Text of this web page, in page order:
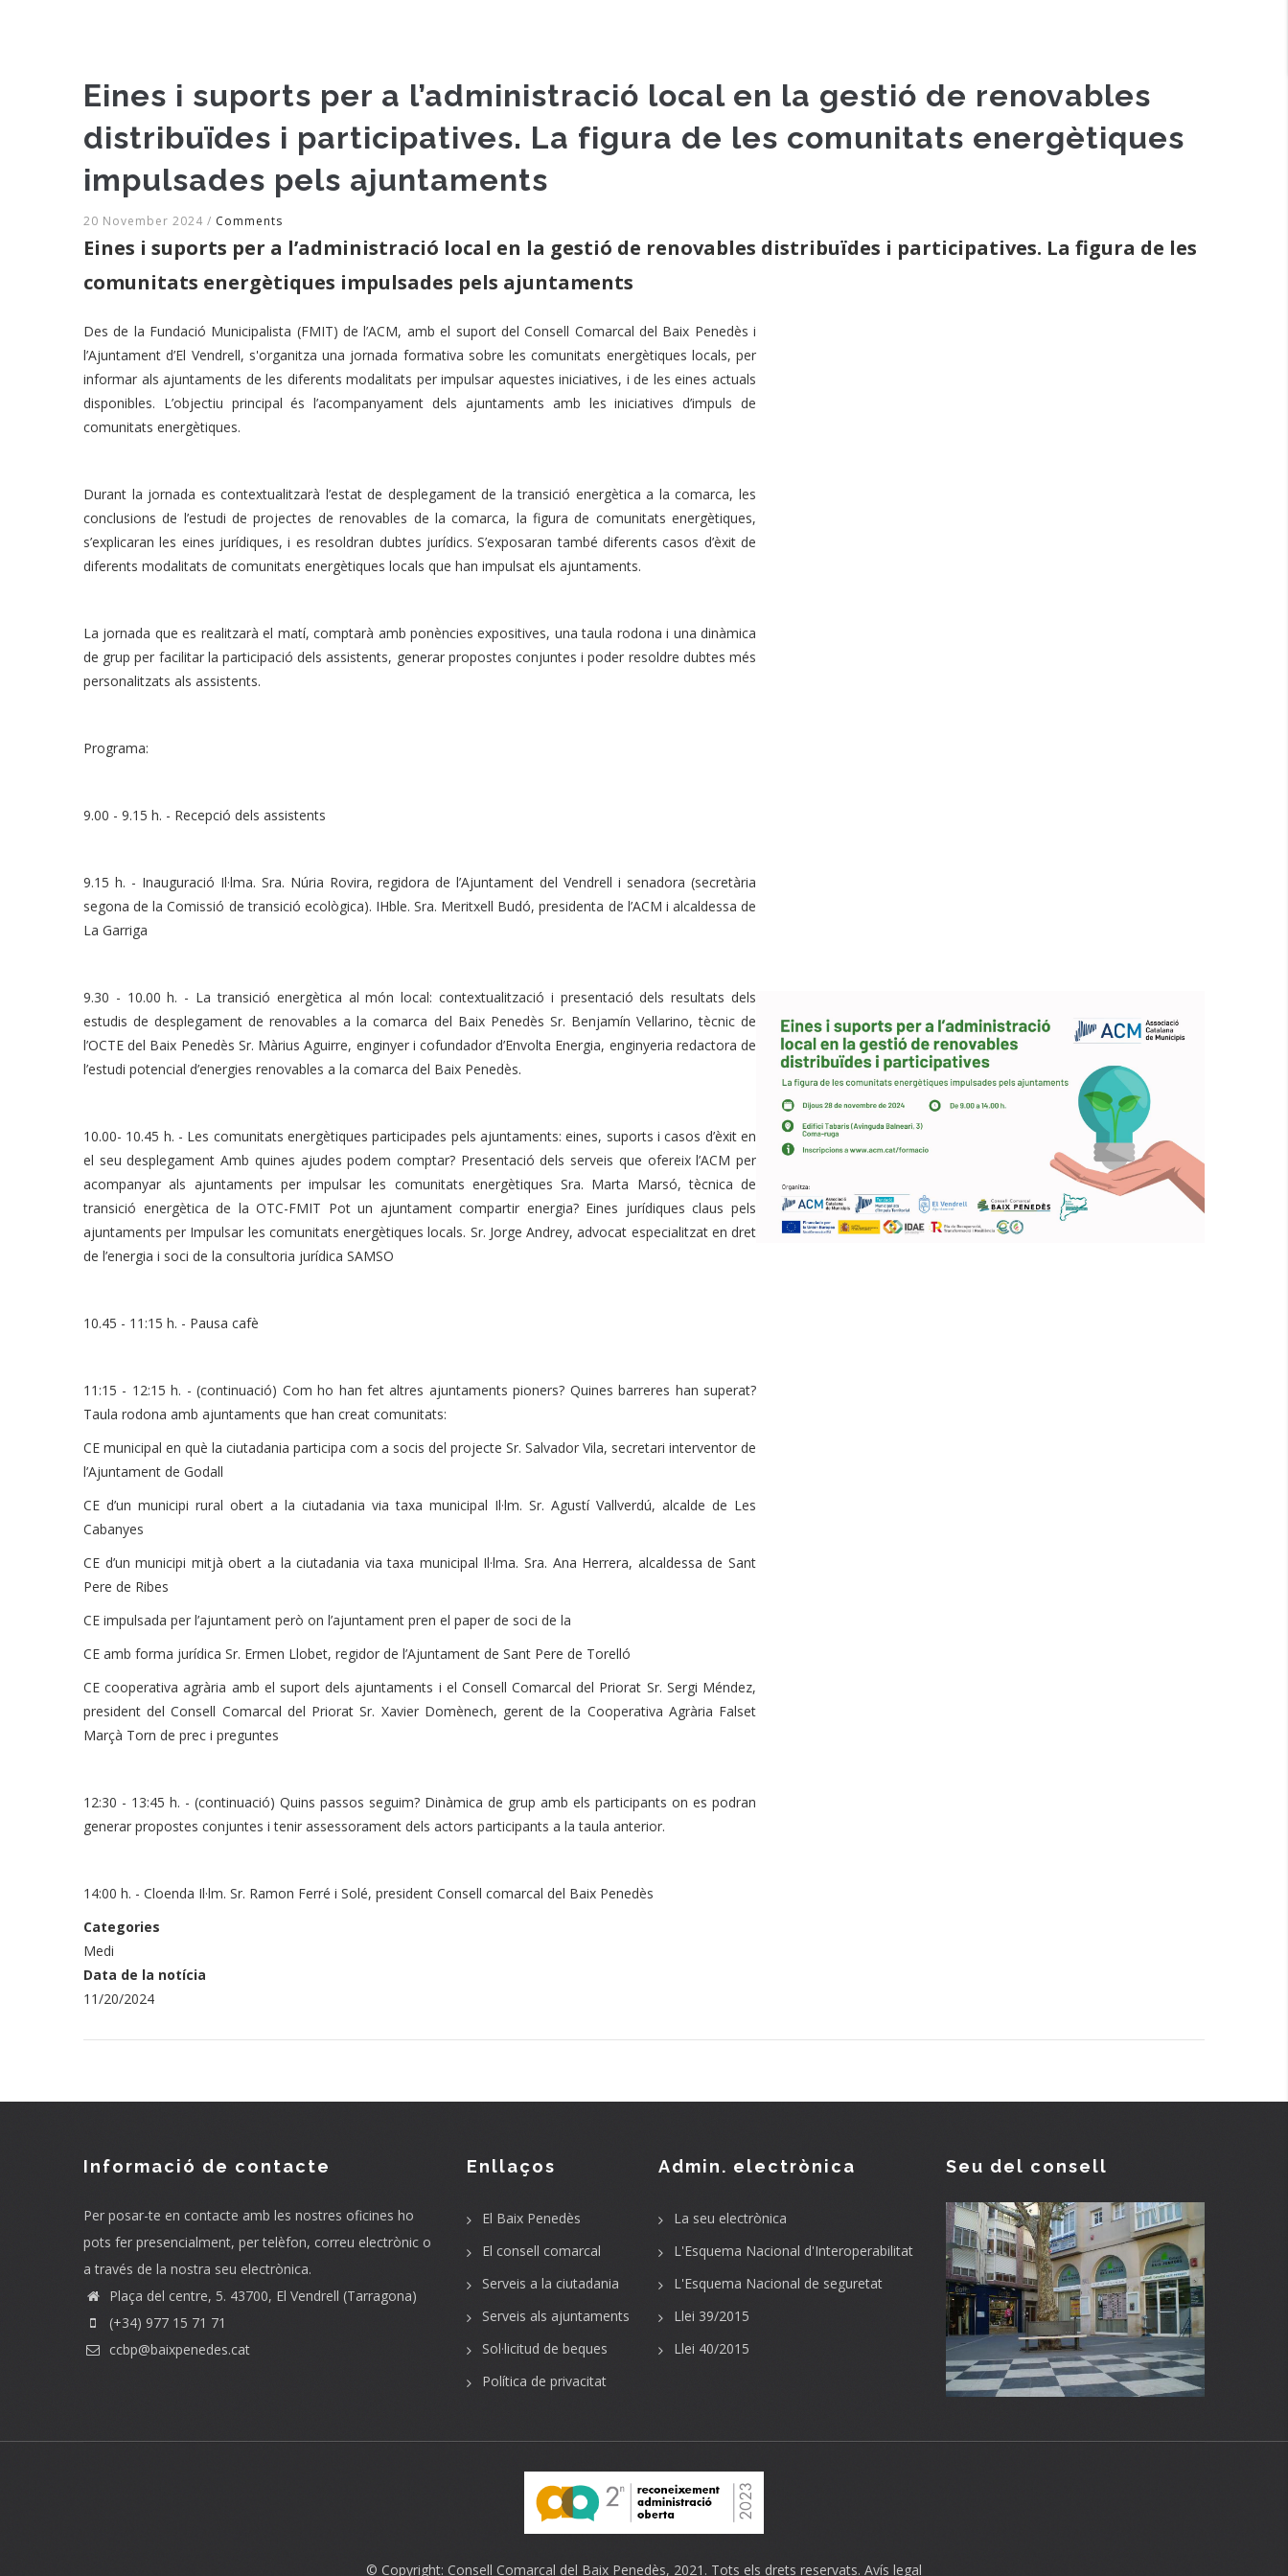
Eines i suports per a l’administració local en la gestió de renovables
distribuïdes i participatives. La figura de les comunitats energètiques
impulsades pels ajuntaments
20 November 2024 / Comments
Eines i suports per a l’administració local en la gestió de renovables distribuïdes i participatives. La figura de les
comunitats energètiques impulsades pels ajuntaments
Des de la Fundació Municipalista (FMIT) de l’ACM, amb el suport del Consell Comarcal del Baix Penedès i
l’Ajuntament d’El Vendrell, s'organitza una jornada formativa sobre les comunitats energètiques locals, per
informar als ajuntaments de les diferents modalitats per impulsar aquestes iniciatives, i de les eines actuals
disponibles. L’objectiu principal és l’acompanyament dels ajuntaments amb les iniciatives d’impuls de
comunitats energètiques.
Durant la jornada es contextualitzarà l’estat de desplegament de la transició energètica a la comarca, les
conclusions de l’estudi de projectes de renovables de la comarca, la figura de comunitats energètiques,
s’explicaran les eines jurídiques, i es resoldran dubtes jurídics. S’exposaran també diferents casos d’èxit de
diferents modalitats de comunitats energètiques locals que han impulsat els ajuntaments.
La jornada que es realitzarà el matí, comptarà amb ponències expositives, una taula rodona i una dinàmica
de grup per facilitar la participació dels assistents, generar propostes conjuntes i poder resoldre dubtes més
personalitzats als assistents.
Programa:
9.00 - 9.15 h. - Recepció dels assistents
9.15 h. - Inauguració Il·lma. Sra. Núria Rovira, regidora de l’Ajuntament del Vendrell i senadora (secretària
segona de la Comissió de transició ecològica). IHble. Sra. Meritxell Budó, presidenta de l’ACM i alcaldessa de
La Garriga
9.30 - 10.00 h. - La transició energètica al món local: contextualització i presentació dels resultats dels
estudis de desplegament de renovables a la comarca del Baix Penedès Sr. Benjamín Vellarino, tècnic de
l’OCTE del Baix Penedès Sr. Màrius Aguirre, enginyer i cofundador d’Envolta Energia, enginyeria redactora de
l’estudi potencial d’energies renovables a la comarca del Baix Penedès.
10.00- 10.45 h. - Les comunitats energètiques participades pels ajuntaments: eines, suports i casos d’èxit en
el seu desplegament Amb quines ajudes podem comptar? Presentació dels serveis que ofereix l’ACM per
acompanyar als ajuntaments per impulsar les comunitats energètiques Sra. Marta Marsó, tècnica de
transició energètica de la OTC-FMIT Pot un ajuntament compartir energia? Eines jurídiques claus pels
ajuntaments per Impulsar les comunitats energètiques locals. Sr. Jorge Andrey, advocat especialitzat en dret
de l’energia i soci de la consultoria jurídica SAMSO
10.45 - 11:15 h. - Pausa cafè
11:15 - 12:15 h. - (continuació) Com ho han fet altres ajuntaments pioners? Quines barreres han superat?
Taula rodona amb ajuntaments que han creat comunitats:
CE municipal en què la ciutadania participa com a socis del projecte Sr. Salvador Vila, secretari interventor de
l’Ajuntament de Godall
CE d’un municipi rural obert a la ciutadania via taxa municipal Il·lm. Sr. Agustí Vallverdú, alcalde de Les
Cabanyes
CE d’un municipi mitjà obert a la ciutadania via taxa municipal Il·lma. Sra. Ana Herrera, alcaldessa de Sant
Pere de Ribes
CE impulsada per l’ajuntament però on l’ajuntament pren el paper de soci de la
CE amb forma jurídica Sr. Ermen Llobet, regidor de l’Ajuntament de Sant Pere de Torelló
CE cooperativa agrària amb el suport dels ajuntaments i el Consell Comarcal del Priorat Sr. Sergi Méndez,
president del Consell Comarcal del Priorat Sr. Xavier Domènech, gerent de la Cooperativa Agrària Falset
Marçà Torn de prec i preguntes
12:30 - 13:45 h. - (continuació) Quins passos seguim? Dinàmica de grup amb els participants on es podran
generar propostes conjuntes i tenir assessorament dels actors participants a la taula anterior.
14:00 h. - Cloenda Il·lm. Sr. Ramon Ferré i Solé, president Consell comarcal del Baix Penedès
Categories
Medi
Data de la notícia
11/20/2024
Informació de contacte
Per posar-te en contacte amb les nostres oficines ho
pots fer presencialment, per telèfon, correu electrònic o
a través de la nostra seu electrònica.
Plaça del centre, 5. 43700, El Vendrell (Tarragona)
(+34) 977 15 71 71
ccbp@baixpenedes.cat
Enllaços
El Baix Penedès
El consell comarcal
Serveis a la ciutadania
Serveis als ajuntaments
Sol·licitud de beques
Política de privacitat
Admin. electrònica
La seu electrònica
L'Esquema Nacional d'Interoperabilitat
L'Esquema Nacional de seguretat
Llei 39/2015
Llei 40/2015
Seu del consell
© Copyright: Consell Comarcal del Baix Penedès, 2021. Tots els drets reservats. Avís legal